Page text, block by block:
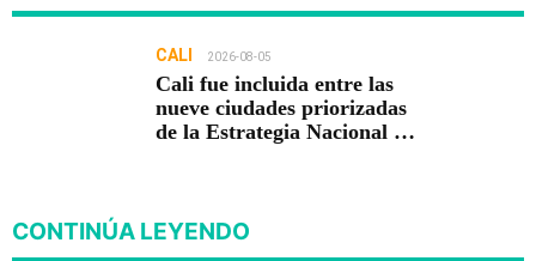
CALI 2026-08-05
Cali fue incluida entre las
nueve ciudades priorizadas
de la Estrategia Nacional de
CONTINÚA LEYENDO